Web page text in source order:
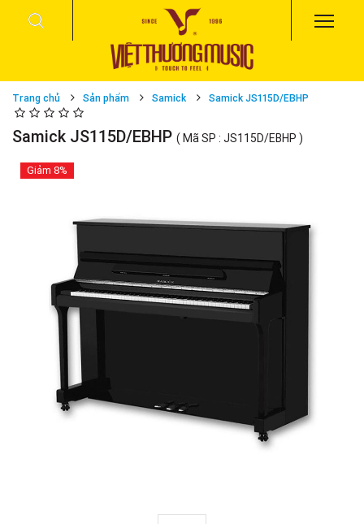
Trang chủ Sản phẩm Samick Samick JS115D/EBHP
Samick JS115D/EBHP ( Mã SP : JS115D/EBHP )
Giảm 8%